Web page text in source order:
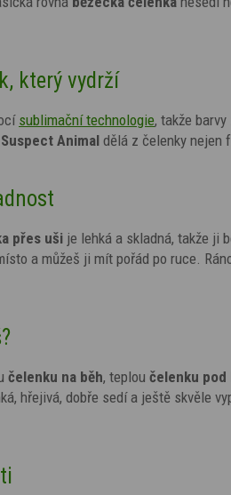
který vydrží
sublimační technologie, takže
Suspect Animal dělá z čelenky nejen
přes uši je lehká a skladná, takže ji
a můžeš ji mít pořád po ruce.
čelenku na běh, teplou čelenku pod
hřejivá, dobře sedí a ještě skvěle